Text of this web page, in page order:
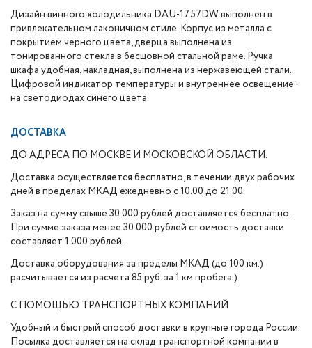
Дизайн винного холодильника DAU-17.57DW выполнен в
привлекательном лаконичном стиле. Корпус из металла с
покрытием черного цвета, дверца выполнена из
тонированного стекла в бесшовной стальной раме. Ручка
шкафа удобная, накладная, выполнена из нержавеющей стали.
Цифровой индикатор температуры и внутреннее освещение -
на светодиодах синего цвета.
ДОСТАВКА
ДО АДРЕСА ПО МОСКВЕ И МОСКОВСКОЙ ОБЛАСТИ.
Доставка осуществляется бесплатно, в течении двух рабочих
дней в пределах МКАД ежедневно с 10.00 до 21.00.
Заказ на сумму свыше 30 000 рублей доставляется бесплатно.
При сумме заказа менее 30 000 рублей стоимость доставки
составляет 1 000 рублей.
Доставка оборудования за пределы МКАД (до 100 км.)
расчитывается из расчета 85 руб. за 1 км пробега.)
С ПОМОЩЬЮ ТРАНСПОРТНЫХ КОМПАНИЙ
Удобный и быстрый способ доставки в крупные города России.
Посылка доставляется на склад транспортной компании в